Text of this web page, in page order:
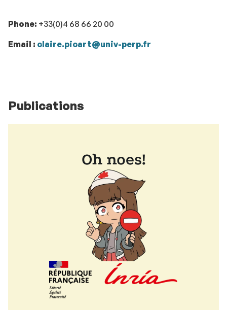
Phone: +33(0)4 68 66 20 00
Email : claire.picart@univ-perp.fr
Publications